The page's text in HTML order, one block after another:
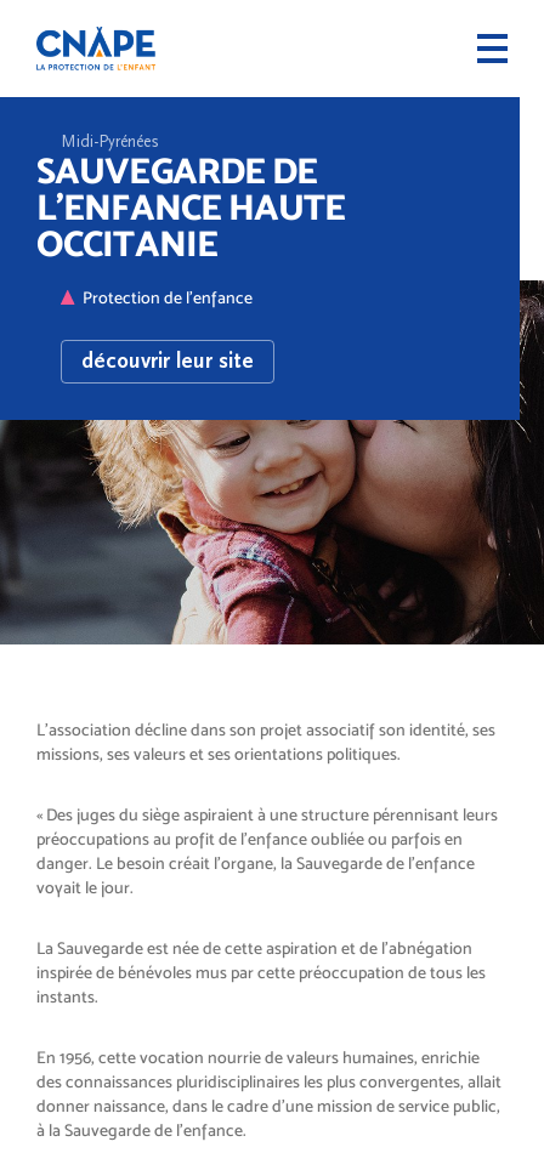
Midi-Pyrénées
SAUVEGARDE DE
L’ENFANCE HAUTE
OCCITANIE
Protection de l'enfance
découvrir leur site
L'association décline dans son projet associatif son identité, ses
missions, ses valeurs et ses orientations politiques.
« Des juges du siège aspiraient à une structure pérennisant leurs
préoccupations au profit de l’enfance oubliée ou parfois en
danger. Le besoin créait l’organe, la Sauvegarde de l’enfance
voyait le jour.
La Sauvegarde est née de cette aspiration et de l’abnégation
inspirée de bénévoles mus par cette préoccupation de tous les
instants.
En 1956, cette vocation nourrie de valeurs humaines, enrichie
des connaissances pluridisciplinaires les plus convergentes, allait
donner naissance, dans le cadre d’une mission de service public,
à la Sauvegarde de l’enfance.